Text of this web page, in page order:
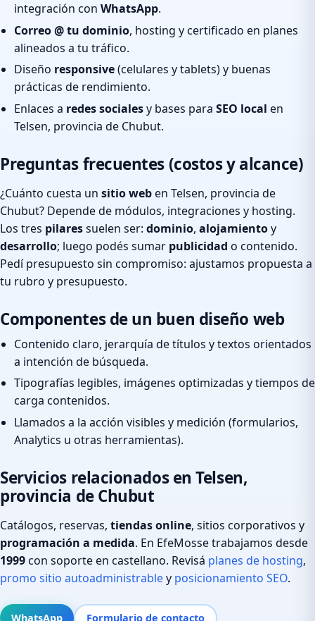
integración con WhatsApp.
Correo @ tu dominio, hosting y certificado en planes
alineados a tu tráfico.
Diseño responsive(celulares y tablets) y buenas
prácticas de rendimiento.
Enlaces a redes socialesy bases para SEO local en
Telsen, provincia de Chubut.
Preguntas frecuentes (costos y alcance)
¿Cuánto cuesta un sitio weben Telsen, provincia de
Chubut? Depende de módulos, integraciones y hosting.
Los tres pilaressuelen ser: dominio, alojamientoy
desarrollo; luego podés sumar publicidad o contenido.
Pedí presupuesto sin compromiso: ajustamos propuesta a
tu rubro y presupuesto.
Componentes de un buen diseño web
Contenido claro, jerarquía de títulos y textos orientados
a intención de búsqueda.
Tipografías legibles, imágenes optimizadas y tiempos de
carga contenidos.
Llamados a la acción visibles y medición (formularios,
Analytics u otras herramientas).
Servicios relacionados en Telsen,
provincia de Chubut
Catálogos, reservas, tiendas online, sitios corporativos y
programación a medida. En EfeMosse trabajamos desde
1999con soporte en castellano. Revisá planes de hosting,
promo sitio autoadministrabley posicionamiento SEO.
WhatsApp Formulario de contacto